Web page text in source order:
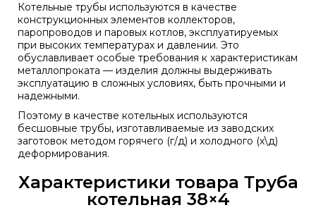
Котельные трубы используются в качестве
конструкционных элементов коллекторов,
паропроводов и паровых котлов, эксплуатируемых
при высоких температурах и давлении. Это
обуславливает особые требования к характеристикам
металлопроката — изделия должны выдерживать
эксплуатацию в сложных условиях, быть прочными и
надежными.
Поэтому в качестве котельных используются
бесшовные трубы, изготавливаемые из заводских
заготовок методом горячего (г/д) и холодного (х\д)
деформирования.
Характеристики товара Труба
котельная 38×4